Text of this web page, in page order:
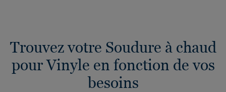
Trouvez votre Soudure à chaud
pour Vinyle en fonction de vos
besoins